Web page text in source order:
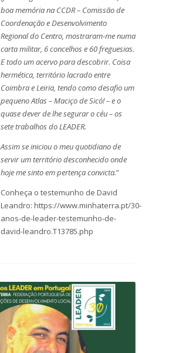
boa memória na CCDR – Comissão de
Coordenação e Desenvolvimento
Regional do Centro, mostraram-me numa
carta militar, 6 concelhos e 60 freguesias.
E todo um acervo para descobrir. Coisa
hermética, território lacrado entre
Coimbra e Leiria, tendo como desafio um
pequeno Atlas – Maciço de Sicó! – e o
quase dever de lhe segurar o céu – os
sete trabalhos do LEADER.
Assim se iniciou o meu quotidiano de
servir um território desconhecido onde
hoje me sinto em pertença convicta.”
Conheça o testemunho de David
Leandro: https://www.minhaterra.pt/30-
anos-de-leader-testemunho-de-
david-leandro.T13785.php